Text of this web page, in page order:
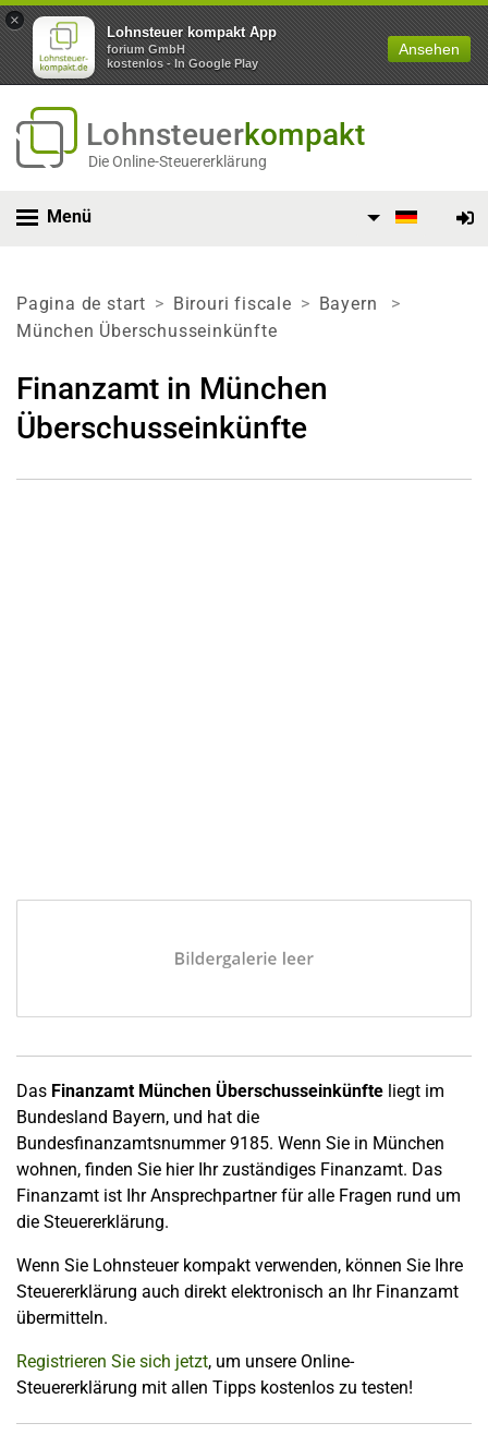
×
Lohnsteuer kompakt App
forium GmbH
kostenlos - In Google Play
Ansehen
Lohnsteuerkompakt
Die Online-Steuererklärung
Menü
Pagina de start Birouri fiscale
Bayern
München Überschusseinkünfte
Finanzamt in München
Überschusseinkünfte
Das Finanzamt München Überschusseinkünfte liegt im
Bundesland Bayern, und hat die
Bundesfinanzamtsnummer 9185. Wenn Sie in München
wohnen, finden Sie hier Ihr zuständiges Finanzamt. Das
Finanzamt ist Ihr Ansprechpartner für alle Fragen rund um
die Steuererklärung.
Wenn Sie Lohnsteuer kompakt verwenden, können Sie Ihre
Steuererklärung auch direkt elektronisch an Ihr Finanzamt
übermitteln.
Registrieren Sie sich jetzt, um unsere Online-
Steuererklärung mit allen Tipps kostenlos zu testen!